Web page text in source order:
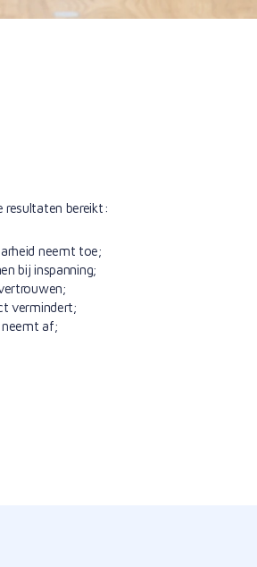
resultaten bereikt:
neemt toe;
bij inspanning;
vermindert;
neemt af;